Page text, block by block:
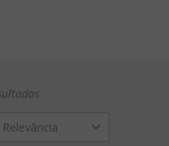
Relevância